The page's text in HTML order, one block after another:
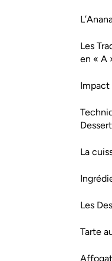
Les
en « A
Impact
La
Les
Tarte